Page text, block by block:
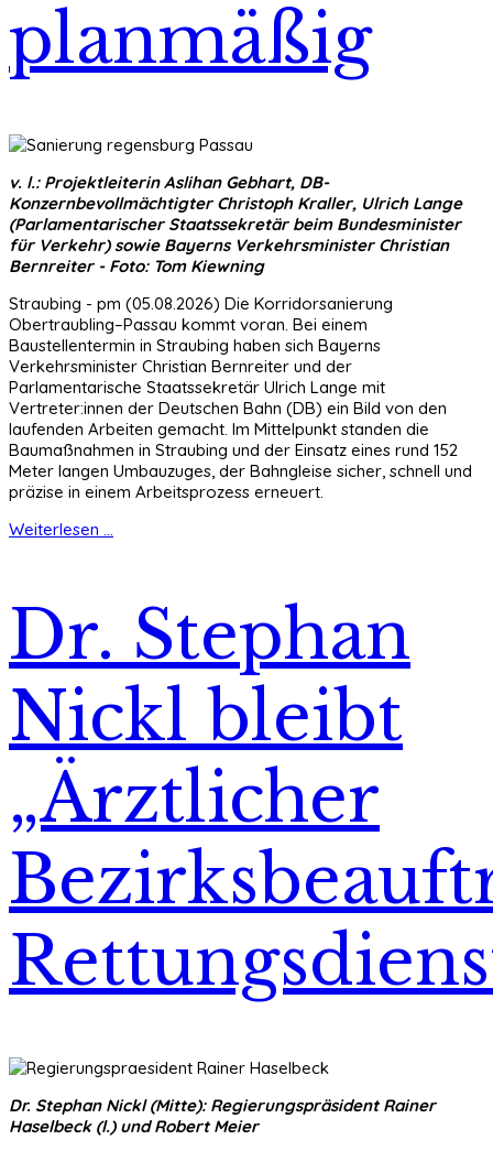
planmäßig
v. l.: Projektleiterin Aslihan Gebhart, DB-
Konzernbevollmächtigter Christoph Kraller, Ulrich Lange
(Parlamentarischer Staatssekretär beim Bundesminister
für Verkehr) sowie Bayerns Verkehrsminister Christian
Bernreiter - Foto: Tom Kiewning
Straubing - pm (05.08.2026) Die Korridorsanierung
Obertraubling–Passau kommt voran. Bei einem
Baustellentermin in Straubing haben sich Bayerns
Verkehrsminister Christian Bernreiter und der
Parlamentarische Staatssekretär Ulrich Lange mit
Vertreter:innen der Deutschen Bahn (DB) ein Bild von den
laufenden Arbeiten gemacht. Im Mittelpunkt standen die
Baumaßnahmen in Straubing und der Einsatz eines rund 152
Meter langen Umbauzuges, der Bahngleise sicher, schnell und
präzise in einem Arbeitsprozess erneuert.
Weiterlesen ...
Dr. Stephan
Nickl bleibt
„Ärztlicher
Dr. Stephan Nickl (Mitte): Regierungspräsident Rainer
Haselbeck (l.) und Robert Meier